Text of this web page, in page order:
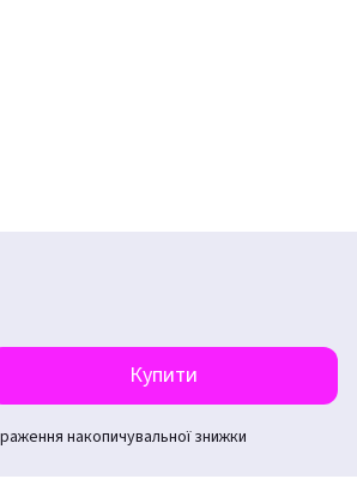
Купити
накопичувальної знижки